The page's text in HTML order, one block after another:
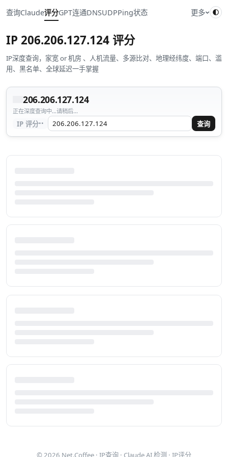
查询Claude评分GPT连通DNSUDPPing状态 更多
IP 206.206.127.124 评分
IP深度查询，家宽 or 机房 、人机流量、多源比对、地理经纬度、端口、滥
用、黑名单、全球延迟一手掌握
206.206.127.124
正在深度查询中...请稍后...
IP 评分·· 查询
© 2026 Net.Coffee · IP查询 · Claude AI 检测 · IP评分